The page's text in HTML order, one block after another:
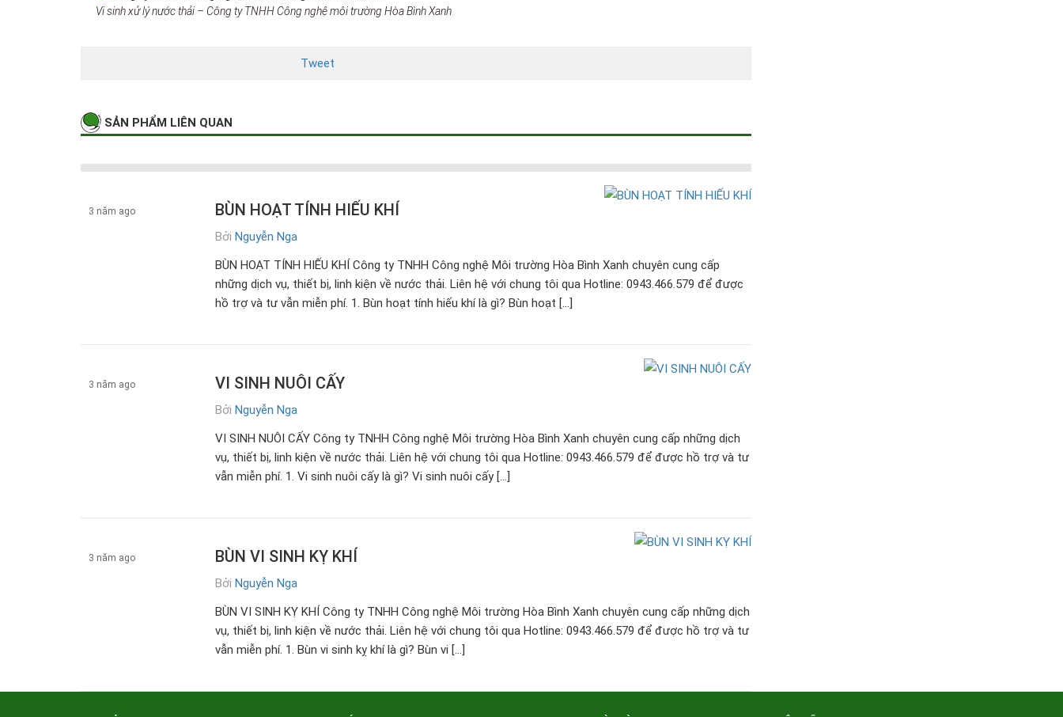
Vi sinh xử lý nước thải – Công ty TNHH Công nghệ môi trường Hòa Bình Xanh
Tweet
SẢN PHẨM LIÊN QUAN
BÙN HOẠT TÍNH HIẾU KHÍ
3 năm ago
Bởi Nguyễn Nga
BÙN HOẠT TÍNH HIẾU KHÍ Công ty TNHH Công nghệ Môi trường Hòa Bình Xanh chuyên cung cấp
những dịch vụ, thiết bị, linh kiện về nước thải. Liên hệ với chung tôi qua Hotline: 0943.466.579 để được
hồ trợ và tư vẫn miễn phí. 1. Bùn hoạt tính hiếu khí là gì? Bùn hoạt […]
VI SINH NUÔI CẤY
3 năm ago
Bởi Nguyễn Nga
VI SINH NUÔI CẤY Công ty TNHH Công nghệ Môi trường Hòa Bình Xanh chuyên cung cấp những dịch
vụ, thiết bị, linh kiện về nước thải. Liên hệ với chung tôi qua Hotline: 0943.466.579 để được hồ trợ và tư
vẫn miễn phí. 1. Vi sinh nuôi cấy là gì? Vi sinh nuôi cấy […]
BÙN VI SINH KỴ KHÍ
3 năm ago
Bởi Nguyễn Nga
BÙN VI SINH KỴ KHÍ Công ty TNHH Công nghệ Môi trường Hòa Bình Xanh chuyên cung cấp những dịch
vụ, thiết bị, linh kiện về nước thải. Liên hệ với chung tôi qua Hotline: 0943.466.579 để được hồ trợ và tư
vẫn miễn phí. 1. Bùn vi sinh kỵ khí là gì? Bùn vi […]